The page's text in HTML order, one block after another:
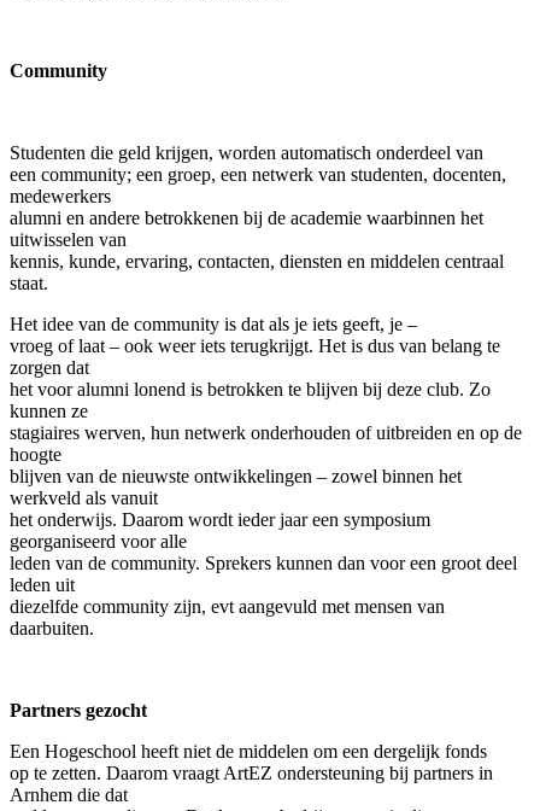
Community
Studenten die geld krijgen, worden automatisch onderdeel van
een community; een groep, een netwerk van studenten, docenten,
medewerkers
alumni en andere betrokkenen bij de academie waarbinnen het
uitwisselen van
kennis, kunde, ervaring, contacten, diensten en middelen centraal
staat.
Het idee van de community is dat als je iets geeft, je –
vroeg of laat – ook weer iets terugkrijgt. Het is dus van belang te
zorgen dat
het voor alumni lonend is betrokken te blijven bij deze club. Zo
kunnen ze
stagiaires werven, hun netwerk onderhouden of uitbreiden en op de
hoogte
blijven van de nieuwste ontwikkelingen – zowel binnen het
werkveld als vanuit
het onderwijs. Daarom wordt ieder jaar een symposium
georganiseerd voor alle
leden van de community. Sprekers kunnen dan voor een groot deel
leden uit
diezelfde community zijn, evt aangevuld met mensen van
daarbuiten.
Partners gezocht
Een Hogeschool heeft niet de middelen om een dergelijk fonds
op te zetten. Daarom vraagt ArtEZ ondersteuning bij partners in
Arnhem die dat